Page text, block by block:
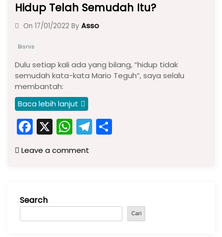
Hidup Telah Semudah Itu?
On 17/01/2022 By Asso
Bisnis
Dulu setiap kali ada yang bilang, “hidup tidak
semudah kata-kata Mario Teguh”, saya selalu
membantah:
Baca lebih lanjut
F
a
c
o
o
X W
h
a
p
p
T
el
m
Leave a comment
Search
Cari